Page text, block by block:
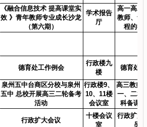
《融合信息技术 提高课堂实
效 》青年教师专业成长沙龙
（第六期）
学术报告
厅
高一高二
教师、青
程的徒
德育处工作例会
行政楼九
楼
德育处
泉州五中台商区分校与泉州
五中 总校开展高三二轮备考
活动
行政楼9、
10、11楼
会议室
高三教师
一、二相
科备课
行政扩大会议
十楼会议
室
行政扩大
员